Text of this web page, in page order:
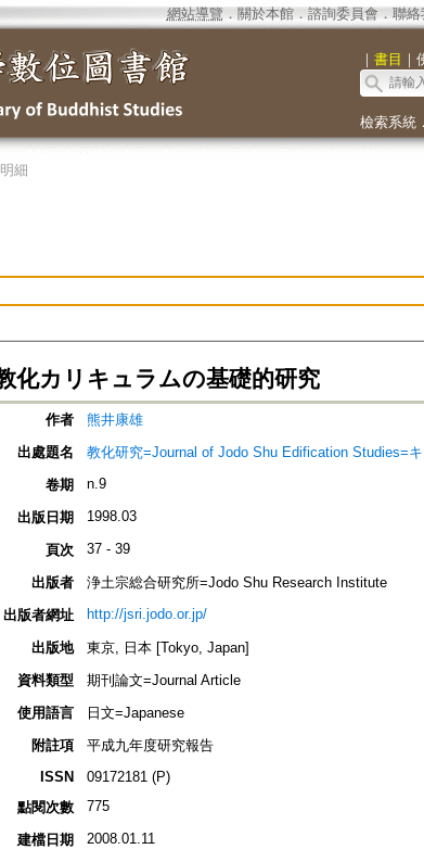
網站導覽 ． 關於本館． 諮詢委員會． 聯絡
｜ 書目 ｜
檢索系統．
細
化カリキュラムの基礎的研究
作者
熊井康雄
出處題名
教化研究=Journal of Jodo Shu Edification Studies=
卷期
n.9
出版日期 1998.03
頁次 37 - 39
出版者
浄土宗総合研究所=Jodo Shu Research Institute
出版者網址
http://jsri.jodo.or.jp/
出版地
東京, 日本 [Tokyo, Japan]
資料類型
期刊論文=Journal Article
使用語言
日文=Japanese
附註項
平成九年度研究報告
ISSN
09172181 (P)
點閱次數
775
建檔日期 2008.01.11